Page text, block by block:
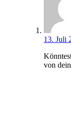
13. Juli
von